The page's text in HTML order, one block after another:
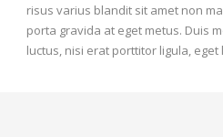
risus varius blandit sit amet non
porta gravida at eget metus. Duis
luctus, nisi erat porttitor ligula, eget